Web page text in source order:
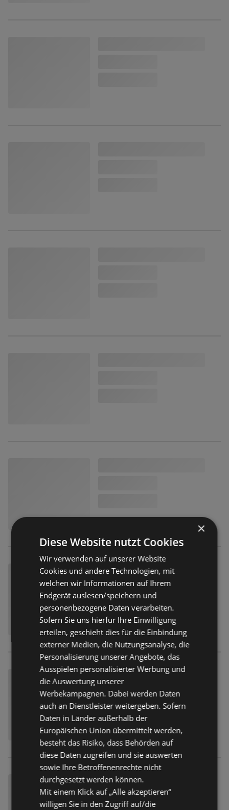
×
Diese Website nutzt Cookies
Wir verwenden auf unserer Website
Cookies und andere Technologien, mit
welchen wir Informationen auf Ihrem
Endgerät auslesen/speichern und
personenbezogene Daten verarbeiten.
Sofern Sie uns hierfür Ihre Einwilligung
erteilen, geschieht dies für die Einbindung
externer Medien, die Nutzungsanalyse, die
Personalisierung unserer Angebote, das
Ausspielen personalisierter Werbung und
die Auswertung unserer
Werbekampagnen. Dabei werden Daten
auch an Dienstleister weitergeben. Sofern
Daten in Länder außerhalb der
Europäischen Union übermittelt werden,
besteht das Risiko, dass Behörden auf
diese Daten zugreifen und sie auswerten
sowie Ihre Betroffenenrechte nicht
durchgesetzt werden können.
Mit einem Klick auf „Alle akzeptieren“
willigen Sie in den Zugriff auf/die